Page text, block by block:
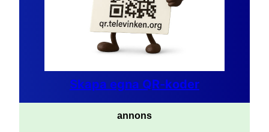
Skapa egna QR-koder
annons